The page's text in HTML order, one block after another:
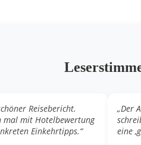
Reisebericht.
mal mit Hotelbewertung
Einkehrtipps.“
„Der
eine